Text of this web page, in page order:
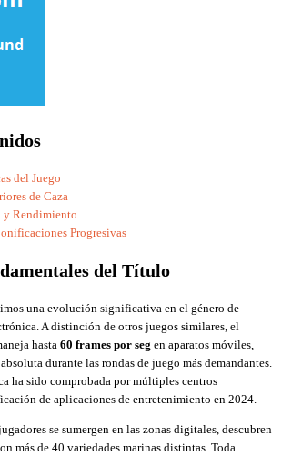
del Juego
de Caza
y Rendimiento
Progresivas
del Título
una evolución significativa en el género de
A distinción de otros juegos similares, el
hasta 60 frames por seg en aparatos móviles,
durante las rondas de juego más demandantes.
ha sido comprobada por múltiples centros
de aplicaciones de entretenimiento en 2024.
se sumergen en las zonas digitales, descubren
más de 40 variedades marinas distintas. Toda